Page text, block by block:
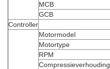
MCB
GCB
Controller
Motormodel
Motortype
RPM
Compressieverhouding